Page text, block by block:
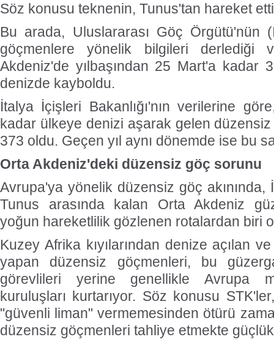
Söz konusu teknenin, Tunus'tan hareket
Bu arada, Uluslararası Göç Örgütü'nün
göçmenlere yönelik bilgileri derlediği
Akdeniz'de yılbaşından 25 Mart'a kadar
denizde kayboldu.
İtalya İçişleri Bakanlığı'nın verilerine
kadar ülkeye denizi aşarak gelen düzensiz
373 oldu. Geçen yıl aynı dönemde ise bu
Orta Akdeniz'deki düzensiz göç sorunu
Avrupa'ya yönelik düzensiz göç
Tunus arasında kalan Orta Akdeniz
yoğun hareketlilik gözlenen rotalardan biri
Kuzey Afrika kıyılarından denize açılan
yapan düzensiz göçmenleri, bu
görevlileri yerine genellikle Avrupa
kuruluşları kurtarıyor. Söz konusu
"güvenli liman" vermemesinden ötürü
düzensiz göçmenleri tahliye etmekte